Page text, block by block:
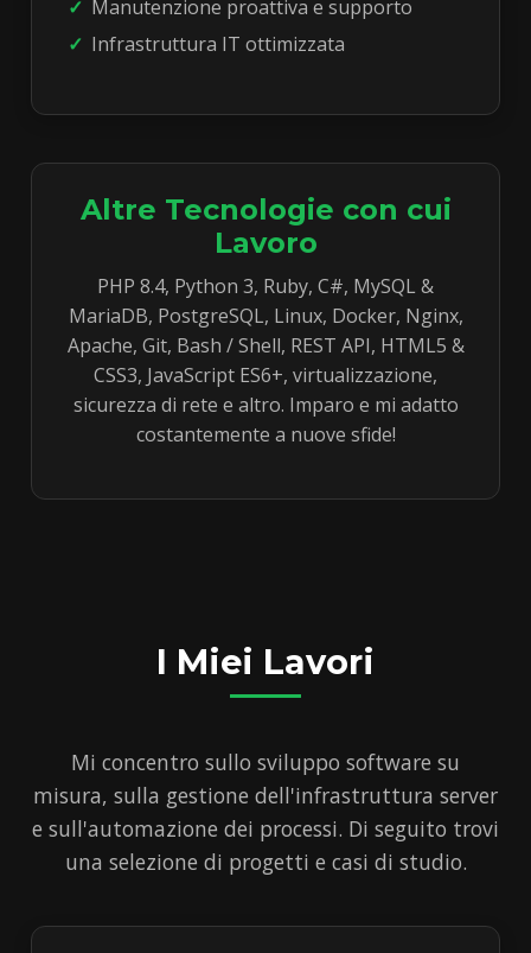
Manutenzione proattiva e supporto
Infrastruttura IT ottimizzata
Altre Tecnologie con cui
Lavoro
PHP 8.4, Python 3, Ruby, C#, MySQL &
MariaDB, PostgreSQL, Linux, Docker, Nginx,
Apache, Git, Bash / Shell, REST API, HTML5 &
CSS3, JavaScript ES6+, virtualizzazione,
sicurezza di rete e altro. Imparo e mi adatto
costantemente a nuove sfide!
I Miei Lavori
Mi concentro sullo sviluppo software su
misura, sulla gestione dell'infrastruttura server
e sull'automazione dei processi. Di seguito trovi
una selezione di progetti e casi di studio.